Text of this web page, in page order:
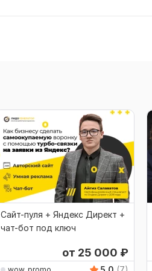
Сайт-пуля + Яндекс Директ +
чат-бот под ключ
от 25 000 ₽